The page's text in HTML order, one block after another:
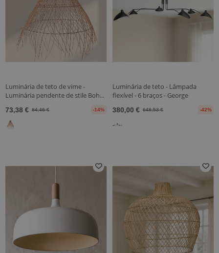
Luminária de teto de vime -
Luminária pendente de stile Boh...
73,38 € 84,46 € -14%
Luminária de teto - Lâmpada
flexível - 6 braços - George
380,00 € 648,53 € -42%